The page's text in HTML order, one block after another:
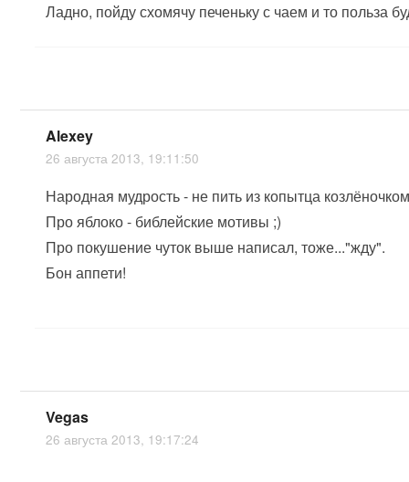
Ладно, пойду схомячу печеньку с чаем и то польза
Alexey
26 августа 2013, 19:11:50
Народная мудрость - не пить из копытца
Про яблоко - библейские мотивы ;)
Про покушение чуток выше написал, тоже..."жду".
Бон аппети!
Vegas
26 августа 2013, 19:17:24